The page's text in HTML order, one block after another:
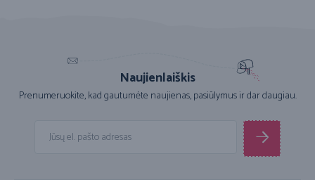
Naujienlaiškis
Prenumeruokite, kad gautumėte naujienas, pasiūlymus ir dar daugiau.